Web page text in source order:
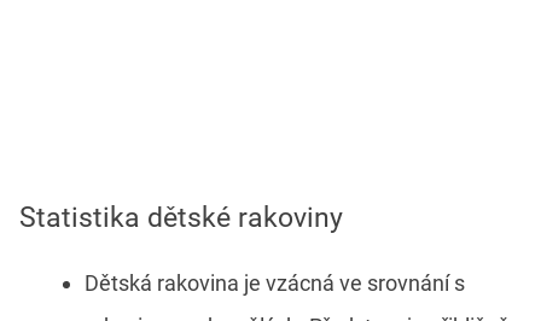
Statistika dětské rakoviny
Dětská rakovina je vzácná ve srovnání s